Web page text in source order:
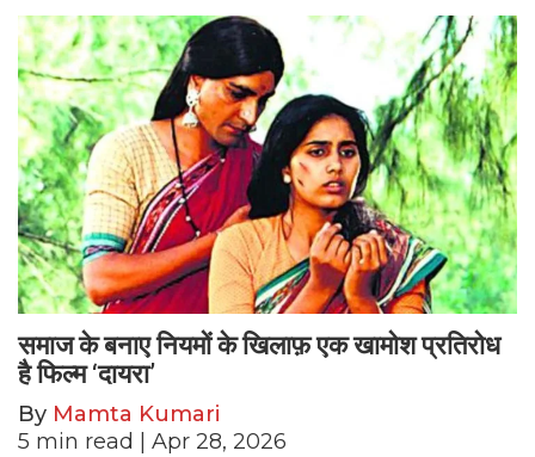
समाज के बनाए नियमों के खिलाफ़ एक खामोश प्रतिरोध
है फिल्म ‘दायरा’
By Mamta Kumari
5 min read | Apr 28, 2026